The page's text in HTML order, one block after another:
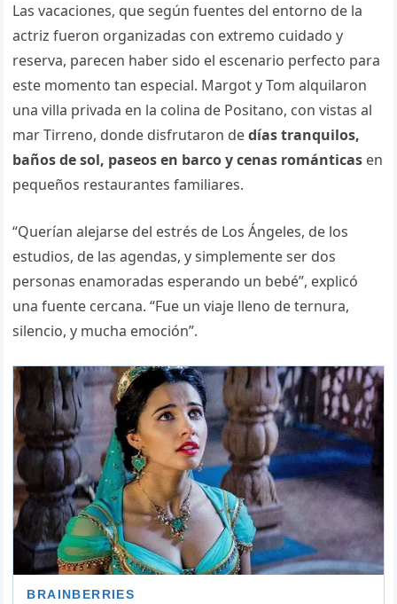
Las vacaciones, que según fuentes del entorno de la
actriz fueron organizadas con extremo cuidado y
reserva, parecen haber sido el escenario perfecto para
este momento tan especial. Margot y Tom alquilaron
una villa privada en la colina de Positano, con vistas al
mar Tirreno, donde disfrutaron dedías tranquilos,
baños de sol, paseos en barco y cenas románticas en
pequeños restaurantes familiares.
“Querían alejarse del estrés de Los Ángeles, de los
estudios, de las agendas, y simplemente ser dos
personas enamoradas esperando un bebé”, explicó
una fuente cercana. “Fue un viaje lleno de ternura,
silencio, y mucha emoción”.